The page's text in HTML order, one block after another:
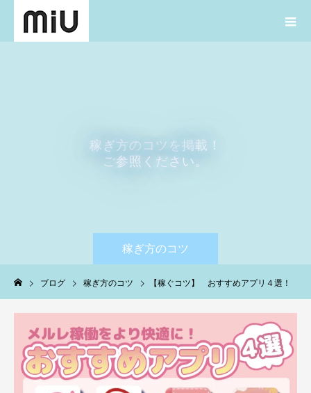
稼ぎ方のコツ
稼 ぎ方の コ ツ を掲載 ！
ご参照 く ださ い。
ブログ 稼ぎ方のコツ 【稼ぐコツ】 おすすめアプリ４選！